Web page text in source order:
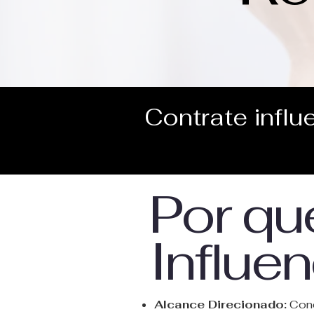
Contrate
Por
Alcance Direcionado: